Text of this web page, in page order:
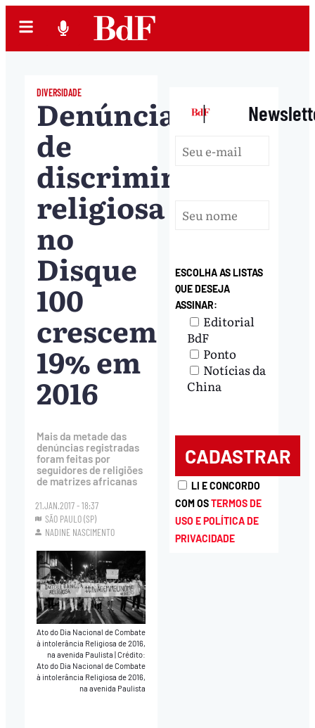
DIVERSIDADE
Denúncias
de
discriminação
religiosa
no
Disque
100
crescem
19% em
2016
Mais da metade das
denúncias registradas
foram feitas por
seguidores de religiões
de matrizes africanas
21.JAN.2017 - 18:37
SÃO PAULO (SP)
NADINE NASCIMENTO
Ato do Dia Nacional de Combate
à intolerância Religiosa de 2016,
na avenida Paulista|Crédito:
Ato do Dia Nacional de Combate
à intolerância Religiosa de 2016,
na avenida Paulista
|
ESCOLHA AS LISTAS
QUE DESEJA
ASSINAR:
Editorial
BdF
Ponto
Notícias da
China
LI E CONCORDO
COM OSTERMOS DE
USO E POLÍTICA DE
PRIVACIDADE